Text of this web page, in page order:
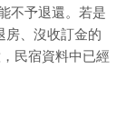
不予退還。若是
房、沒收訂金的
民宿資料中已經